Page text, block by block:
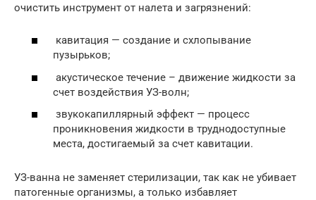
очистить инструмент от налета и загрязнений:
кавитация — создание и схлопывание
пузырьков;
акустическое течение – движение жидкости за
счет воздействия УЗ-волн;
звукокапиллярный эффект — процесс
проникновения жидкости в труднодоступные
места, достигаемый за счет кавитации.
УЗ-ванна не заменяет стерилизации, так как не убивает
патогенные организмы, а только избавляет